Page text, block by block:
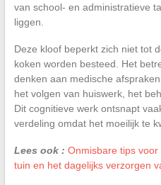
van school- en administratieve
liggen.
Deze kloof beperkt zich niet tot
koken worden besteed. Het
denken aan medische
het volgen van huiswerk, het
Dit cognitieve werk ontsnapt
verdeling omdat het moeilijk te
Lees ook : Onmisbare tips
tuin en het dagelijks verzorgen